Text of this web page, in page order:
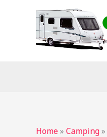
Home» Camping»